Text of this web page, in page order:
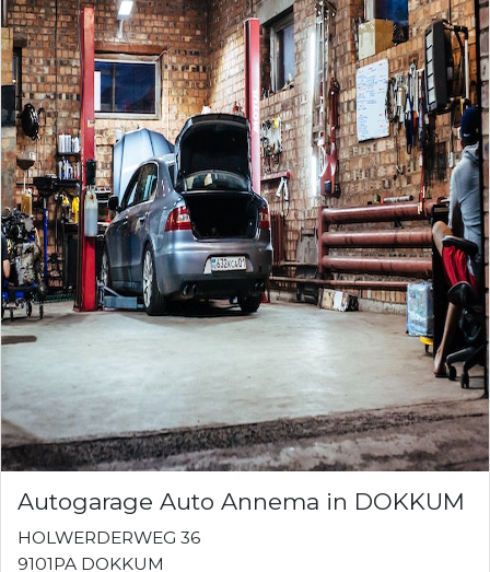
Autogarage Auto Annema in DOKKUM
HOLWERDERWEG 36
9101PA DOKKUM